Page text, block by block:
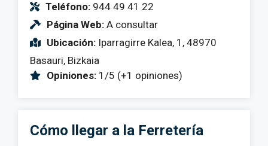
Teléfono: 944 49 41 22
Página Web: A consultar
Ubicación: Iparragirre Kalea, 1, 48970
Basauri, Bizkaia
Opiniones: 1/5 (+1 opiniones)
Cómo llegar a la Ferretería